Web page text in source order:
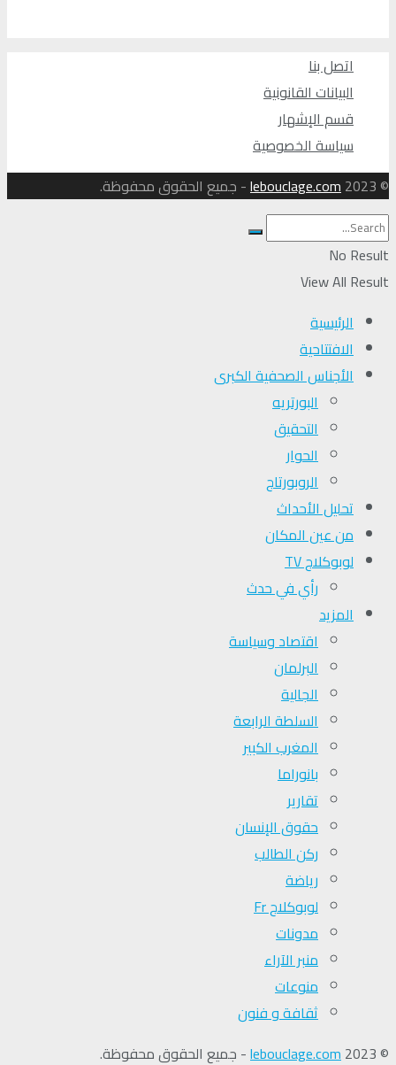
اتصل بنا
البيانات القانونية
قسم الإشهار
سياسة الخصوصية
© 2023
lebouclage.com- جميع الحقوق محفوظة.
No Result
View All Result
الرئيسية
الافتتاحية
الأجناس الصحفية الكبرى
البورتريه
التحقیق
الحوار
الروبورتاج
تحلیل الأحداث
من عين المكان
لوبوكلاج TV
رأي في حدث
المزيد
اقتصاد وسياسة
البرلمان
الجالية
السلطة الرابعة
المغرب الكبير
بانوراما
تقارير
حقوق الإنسان
ركن الطالب
رياضة
لوبوكلاج Fr
مدونات
منبر الآراء
منوعات
ثقافة و فنون
© 2023
lebouclage.com- جميع الحقوق محفوظة.